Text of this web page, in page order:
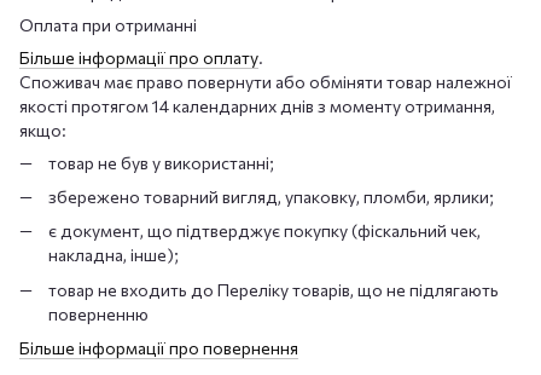
Оплата при отриманні
Більше інформації про оплату.
Споживач має право повернути або обміняти товар належної
якості протягом 14 календарних днів з моменту отримання,
якщо:
товар не був у використанні;
збережено товарний вигляд, упаковку, пломби, ярлики;
є документ, що підтверджує покупку (фіскальний чек,
накладна, інше);
товар не входить до Переліку товарів, що не підлягають
поверненню
Більше інформації про повернення